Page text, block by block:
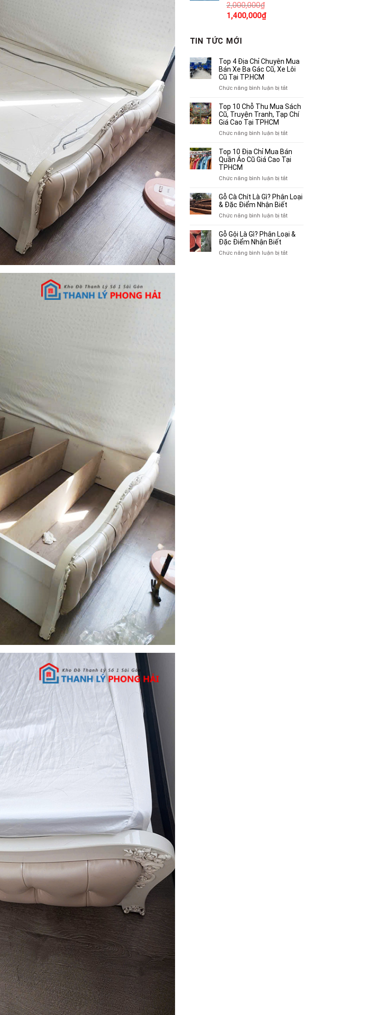
2,000,000₫
Giá
là:
2,000,000₫.
1,400,000₫Giá
1,400,000₫.
TIN TỨC MỚI
Top 4 Địa Chỉ Chuyên Mua
Bán Xe Ba Gác Cũ, Xe Lôi
Cũ Tại TP.HCM
Chức năng bình luận bị tắtở
4
Địa
Xe
Ba
Cũ,
Lôi
Cũ
Tại
Top 10 Chỗ Thu Mua Sách
Cũ, Truyện Tranh, Tạp Chí
Giá Cao Tại TPHCM
Chức năng bình luận bị tắtở
10
Chỗ
Truyện
Tranh,
Tạp
Giá
Tại
Top 10 Địa Chỉ Mua Bán
Quần Áo Cũ Giá Cao Tại
TPHCM
Chức năng bình luận bị tắtở
10
Địa
Mua
Quần
Cũ
Gỗ Cà Chít Là Gì? Phân Loại
& Đặc Điểm Nhận Biết
Chức năng bình luận bị tắtở
Cà
Gì?
Gỗ Gội Là Gì? Phân Loại &
Đặc Điểm Nhận Biết
Chức năng bình luận bị tắtở